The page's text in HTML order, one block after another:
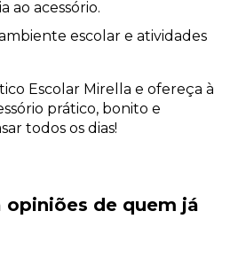
ao acessório.
escolar e atividades
Escolar Mirella e ofereça à
prático, bonito e
todos os dias!
opiniões de quem já